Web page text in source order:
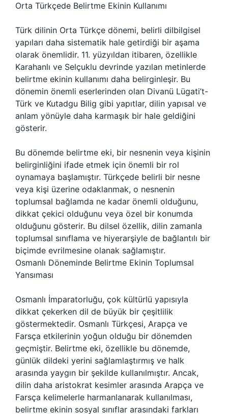
Orta Türkçede Belirtme Ekinin Kullanımı
Türk dilinin Orta Türkçe dönemi, belirli dilbilgisel
yapıları daha sistematik hale getirdiği bir aşama
olarak önemlidir. 11. yüzyıldan itibaren, özellikle
Karahanlı ve Selçuklu devrinde yazılan metinlerde
belirtme ekinin kullanımı daha belirginleşir. Bu
dönemin önemli eserlerinden olan Divanü Lügati’t-
Türk ve Kutadgu Bilig gibi yapıtlar, dilin yapısal ve
anlam yönüyle daha karmaşık bir hale geldiğini
gösterir.
Bu dönemde belirtme eki, bir nesnenin veya kişinin
belirginliğini ifade etmek için önemli bir rol
oynamaya başlamıştır. Türkçede belirli bir nesne
veya kişi üzerine odaklanmak, o nesnenin
toplumsal bağlamda ne kadar önemli olduğunu,
dikkat çekici olduğunu veya özel bir konumda
olduğunu gösterir. Bu dilsel özellik, dilin zamanla
toplumsal sınıflama ve hiyerarşiyle de bağlantılı bir
biçimde evrilmesine olanak sağlamıştır.
Osmanlı Döneminde Belirtme Ekinin Toplumsal
Yansıması
Osmanlı İmparatorluğu, çok kültürlü yapısıyla
dikkat çekerken dil de büyük bir çeşitlilik
göstermektedir. Osmanlı Türkçesi, Arapça ve
Farsça etkilerinin yoğun olduğu bir dönemden
geçmiştir. Belirtme eki, özellikle bu dönemde,
günlük dildeki yerini sağlamlaştırmış ve halk
arasında yaygın bir şekilde kullanılmıştır. Ancak,
dilin daha aristokrat kesimler arasında Arapça ve
Farsça kelimelerle harmanlanarak kullanılması,
belirtme ekinin sosyal sınıflar arasındaki farkları